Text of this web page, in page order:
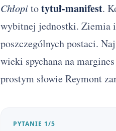
Chłopitotytuł-manifest.
wybitnej jednostki. Ziemia
poszczególnych postaci.
wieki spychana na
prostym słowie Reymont
PYTANIE 1/5
1 Chłopi - streszczenie